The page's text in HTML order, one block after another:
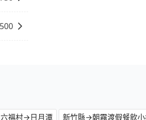
六福村→日月潭 新竹縣→朝霧渡假餐飲